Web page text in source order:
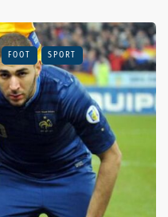
FOOT SPORT